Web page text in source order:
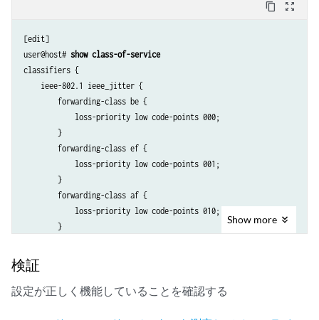
        family inet {
            address 10.2.1.1/24;
        }
    }
content_copy zoom_out_map
[edit]
user@host# show class-of-service
classifiers {
    ieee-802.1 ieee_jitter {
        forwarding-class be {
            loss-priority low code-points 000;
        }
        forwarding-class ef {
            loss-priority low code-points 001;
        }
        forwarding-class af {
            loss-priority low code-points 010;
        }
            loss-priority low code-points 011;
        }
    }
Show more
検証
設定が正しく機能していることを確認する